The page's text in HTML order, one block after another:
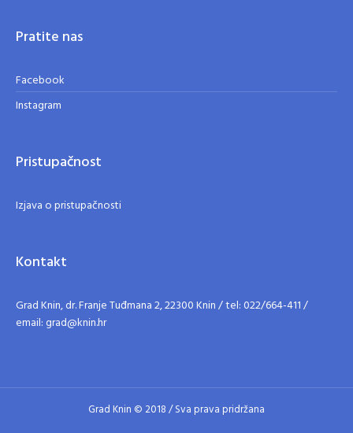
Pratite nas
Facebook
Instagram
Pristupačnost
Izjava o pristupačnosti
Kontakt
Grad Knin, dr. Franje Tuđmana 2, 22300 Knin / tel: 022/664-411 /
email: grad@knin.hr
Grad Knin © 2018 / Sva prava pridržana